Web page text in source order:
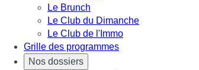
Le Brunch
Le Club du Dimanche
Le Club de l'Immo
Grille des programmes
Nos dossiers